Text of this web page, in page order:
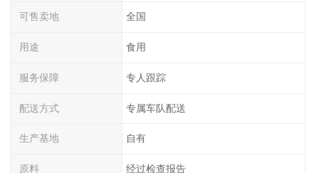
可售卖地 全国
用途 食用
服务保障 专人跟踪
配送方式 专属车队配送
生产基地 自有
原料 经过检查报告